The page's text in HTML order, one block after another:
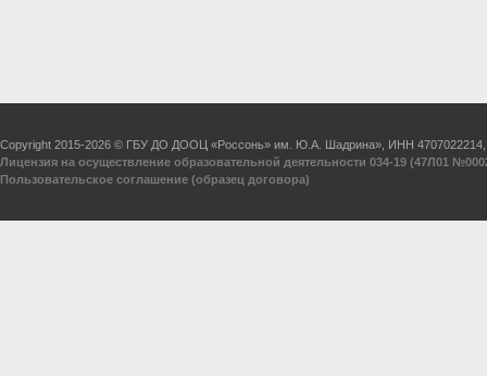
Copyright 2015-2026 © ГБУ ДО ДООЦ «Россонь» им. Ю.А. Шадрина», ИНН
Лицензия на осуществление образовательной деятельности 034-19 (47Л01
Пользовательское соглашение (образец договора)